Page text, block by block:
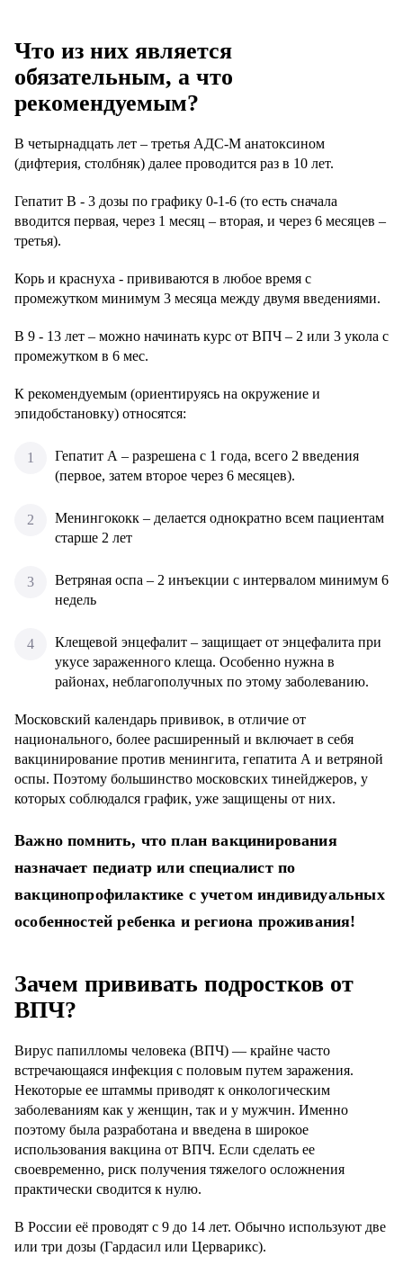
Что из них является
обязательным, а что
рекомендуемым?
В четырнадцать лет – третья АДС-М анатоксином
(дифтерия, столбняк) далее проводится раз в 10 лет.
Гепатит В - 3 дозы по графику 0-1-6 (то есть сначала
вводится первая, через 1 месяц – вторая, и через 6 месяцев –
третья).
Корь и краснуха - прививаются в любое время с
промежутком минимум 3 месяца между двумя введениями.
В 9 - 13 лет – можно начинать курс от ВПЧ – 2 или 3 укола с
промежутком в 6 мес.
К рекомендуемым (ориентируясь на окружение и
эпидобстановку) относятся:
Гепатит А – разрешена с 1 года, всего 2 введения
(первое, затем второе через 6 месяцев).
Менингококк – делается однократно всем пациентам
старше 2 лет
Ветряная оспа – 2 инъекции с интервалом минимум 6
недель
Клещевой энцефалит – защищает от энцефалита при
укусе зараженного клеща. Особенно нужна в
районах, неблагополучных по этому заболеванию.
Московский календарь прививок, в отличие от
национального, более расширенный и включает в себя
вакцинирование против менингита, гепатита А и ветряной
оспы. Поэтому большинство московских тинейджеров, у
которых соблюдался график, уже защищены от них.
Важно помнить, что план вакцинирования
назначает педиатр или специалист по
вакцинопрофилактике с учетом индивидуальных
особенностей ребенка и региона проживания!
Зачем прививать подростков от
ВПЧ?
Вирус папилломы человека (ВПЧ) — крайне часто
встречающаяся инфекция с половым путем заражения.
Некоторые ее штаммы приводят к онкологическим
заболеваниям как у женщин, так и у мужчин. Именно
поэтому была разработана и введена в широкое
использования вакцина от ВПЧ. Если сделать ее
своевременно, риск получения тяжелого осложнения
практически сводится к нулю.
В России её проводят с 9 до 14 лет. Обычно используют две
или три дозы (Гардасил или Церварикс).